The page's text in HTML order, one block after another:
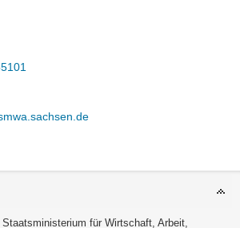
für Wirtschaft, Arbeit,